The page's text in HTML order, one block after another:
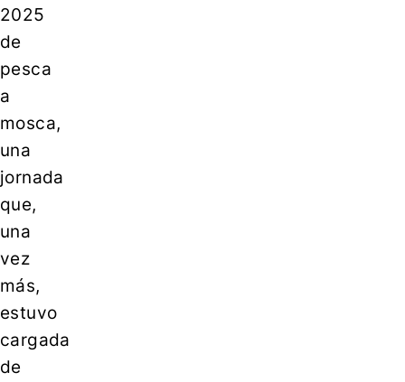
2025
de
pesca
a
mosca,
una
jornada
que,
una
vez
más,
estuvo
cargada
de